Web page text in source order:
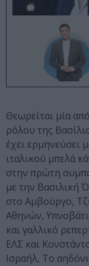
Θεωρείται μία
ρόλου της
έχει ερμηνεύσει
ιταλικού μπελά
στην πρώτη
με την Βασιλική
στο Αμβούργο,
Αθηνών,
και γαλλικό
ΕΛΣ και
Ισραήλ, Το